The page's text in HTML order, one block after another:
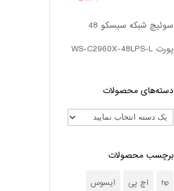
سوئیچ شبکه سیسکو 48
پورت WS-C2960X-48LPS-L
دسته‌های محصولات
برچسب محصولات
hp اچ پی ایسوس